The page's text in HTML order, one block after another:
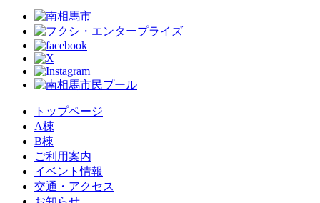
トップページ
A棟
B棟
ご利用案内
イベント情報
交通・アクセス